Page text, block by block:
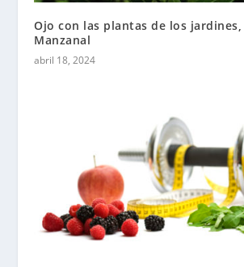
Ojo con las plantas de los
Manzanal
abril 18, 2024